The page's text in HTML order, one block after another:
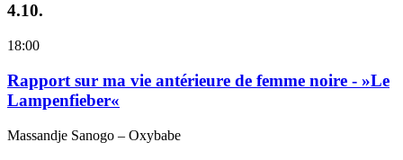
4.10.
18:00
Rapport sur ma vie antérieure de femme noire - »Le
Lampenfieber«
Massandje Sanogo – Oxybabe